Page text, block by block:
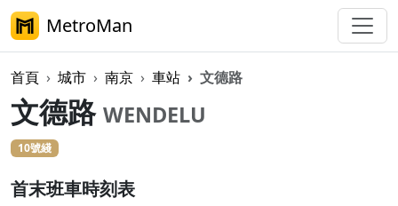
MetroMan
首頁 城市 南京 車站 文德路
文德路 WENDELU
10號綫
首末班車時刻表